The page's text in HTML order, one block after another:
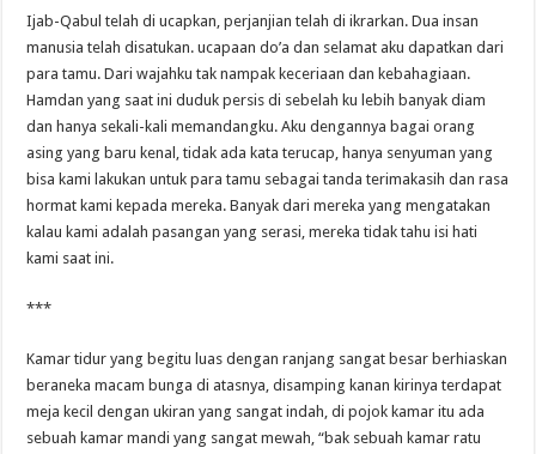
Ijab-Qabul telah di ucapkan, perjanjian telah di ikrarkan. Dua insan
manusia telah disatukan. ucapaan do’a dan selamat aku dapatkan dari
para tamu. Dari wajahku tak nampak keceriaan dan kebahagiaan.
Hamdan yang saat ini duduk persis di sebelah ku lebih banyak diam
dan hanya sekali-kali memandangku. Aku dengannya bagai orang
asing yang baru kenal, tidak ada kata terucap, hanya senyuman yang
bisa kami lakukan untuk para tamu sebagai tanda terimakasih dan rasa
hormat kami kepada mereka. Banyak dari mereka yang mengatakan
kalau kami adalah pasangan yang serasi, mereka tidak tahu isi hati
kami saat ini.
***
Kamar tidur yang begitu luas dengan ranjang sangat besar berhiaskan
beraneka macam bunga di atasnya, disamping kanan kirinya terdapat
meja kecil dengan ukiran yang sangat indah, di pojok kamar itu ada
sebuah kamar mandi yang sangat mewah, “bak sebuah kamar ratu